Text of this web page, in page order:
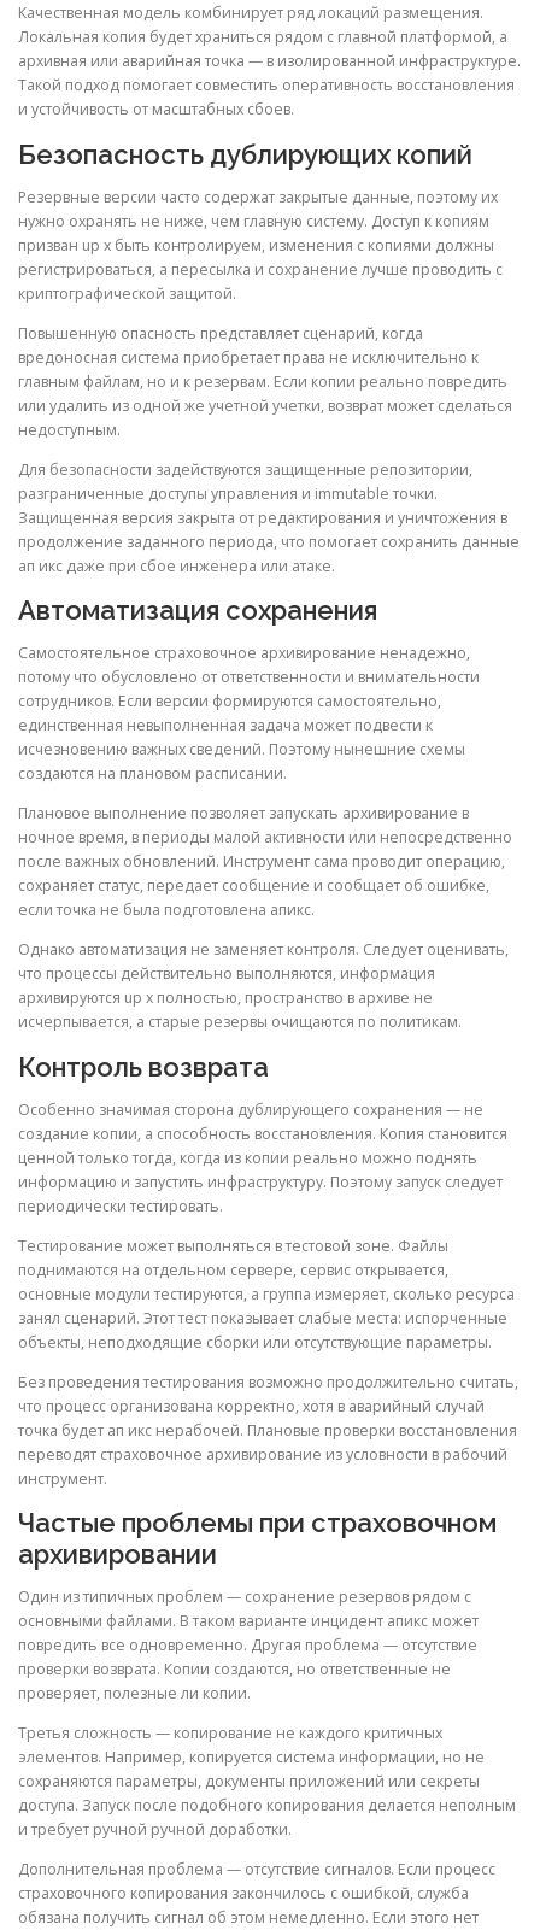
Качественная модель комбинирует ряд локаций размещения.
Локальная копия будет храниться рядом с главной платформой, а
архивная или аварийная точка — в изолированной инфраструктуре.
Такой подход помогает совместить оперативность восстановления
и устойчивость от масштабных сбоев.
Безопасность дублирующих копий
Резервные версии часто содержат закрытые данные, поэтому их
нужно охранять не ниже, чем главную систему. Доступ к копиям
призван up x быть контролируем, изменения с копиями должны
регистрироваться, а пересылка и сохранение лучше проводить с
криптографической защитой.
Повышенную опасность представляет сценарий, когда
вредоносная система приобретает права не исключительно к
главным файлам, но и к резервам. Если копии реально повредить
или удалить из одной же учетной учетки, возврат может сделаться
недоступным.
Для безопасности задействуются защищенные репозитории,
разграниченные доступы управления и immutable точки.
Защищенная версия закрыта от редактирования и уничтожения в
продолжение заданного периода, что помогает сохранить данные
ап икс даже при сбое инженера или атаке.
Автоматизация сохранения
Самостоятельное страховочное архивирование ненадежно,
потому что обусловлено от ответственности и внимательности
сотрудников. Если версии формируются самостоятельно,
единственная невыполненная задача может подвести к
исчезновению важных сведений. Поэтому нынешние схемы
создаются на плановом расписании.
Плановое выполнение позволяет запускать архивирование в
ночное время, в периоды малой активности или непосредственно
после важных обновлений. Инструмент сама проводит операцию,
сохраняет статус, передает сообщение и сообщает об ошибке,
если точка не была подготовлена апикс.
Однако автоматизация не заменяет контроля. Следует оценивать,
что процессы действительно выполняются, информация
архивируются up x полностью, пространство в архиве не
исчерпывается, а старые резервы очищаются по политикам.
Контроль возврата
Особенно значимая сторона дублирующего сохранения — не
создание копии, а способность восстановления. Копия становится
ценной только тогда, когда из копии реально можно поднять
информацию и запустить инфраструктуру. Поэтому запуск следует
периодически тестировать.
Тестирование может выполняться в тестовой зоне. Файлы
поднимаются на отдельном сервере, сервис открывается,
основные модули тестируются, а группа измеряет, сколько ресурса
занял сценарий. Этот тест показывает слабые места: испорченные
объекты, неподходящие сборки или отсутствующие параметры.
Без проведения тестирования возможно продолжительно считать,
что процесс организована корректно, хотя в аварийный случай
точка будет ап икс нерабочей. Плановые проверки восстановления
переводят страховочное архивирование из условности в рабочий
инструмент.
Частые проблемы при страховочном
архивировании
Один из типичных проблем — сохранение резервов рядом с
основными файлами. В таком варианте инцидент апикс может
повредить все одновременно. Другая проблема — отсутствие
проверки возврата. Копии создаются, но ответственные не
проверяет, полезные ли копии.
Третья сложность — копирование не каждого критичных
элементов. Например, копируется система информации, но не
сохраняются параметры, документы приложений или секреты
доступа. Запуск после подобного копирования делается неполным
и требует ручной ручной доработки.
Дополнительная проблема — отсутствие сигналов. Если процесс
страховочного копирования закончилось с ошибкой, служба
обязана получить сигнал об этом немедленно. Если этого нет